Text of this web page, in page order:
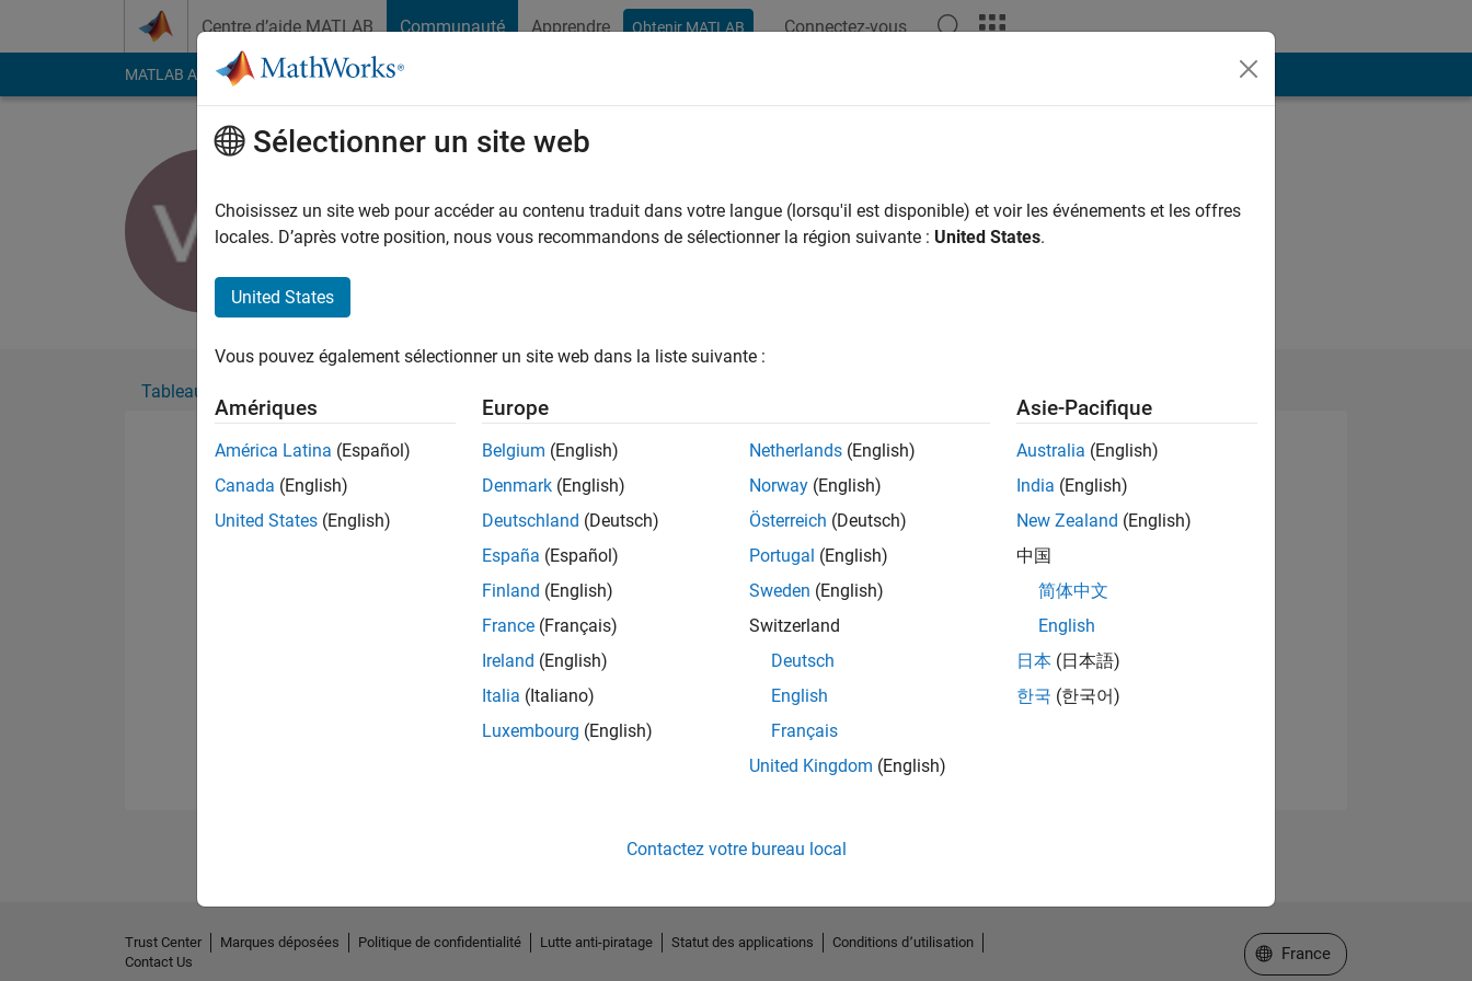
Centre d’aide MATLAB Communauté Apprendre Obtenir MATLAB Connectez-vous
MATLAB Answers File Exchange Cody
Actif depuis 2015
Followers:0Following:0
Tableau de bord
Please to endorse this person in a skill
No Endorsements received
Sélectionner un site web
Choisissez un site web pour accéder au contenu traduit dans votre langue (lorsqu'il est disponible) et voir les événements et les offres
locales. D’après votre position, nous vous recommandons de sélectionner la région suivante : United States.
United States
Vous pouvez également sélectionner un site web dans la liste suivante :
Amériques
América Latina (Español)
Canada (English)
United States (English)
Europe
Belgium (English)
Denmark (English)
Deutschland (Deutsch)
España (Español)
Finland (English)
France (Français)
Ireland (English)
Italia (Italiano)
Luxembourg (English)
Netherlands (English)
Norway (English)
Österreich (Deutsch)
Portugal (English)
Sweden (English)
Switzerland
Deutsch
English
Français
United Kingdom (English)
Asie-Pacifique
Australia (English)
India (English)
New Zealand (English)
中国
简体中文
English
日本 (日本語)
한국 (한국어)
Contactez votre bureau local
Trust Center Marques déposées Politique de confidentialité Lutte anti-piratage Statut des applications
Conditions d՚utilisation
Contact Us
Sélectionner un site web
France